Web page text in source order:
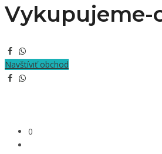
Vykupujeme-
Navštíviť obchod
0